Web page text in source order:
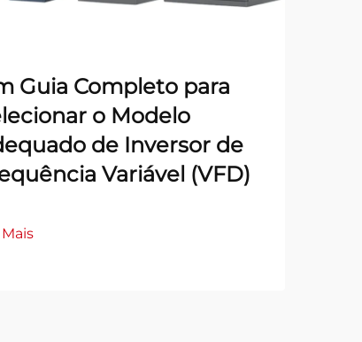
Guia Completo para
o Modelo
de Inversor de
Variável (VFD)